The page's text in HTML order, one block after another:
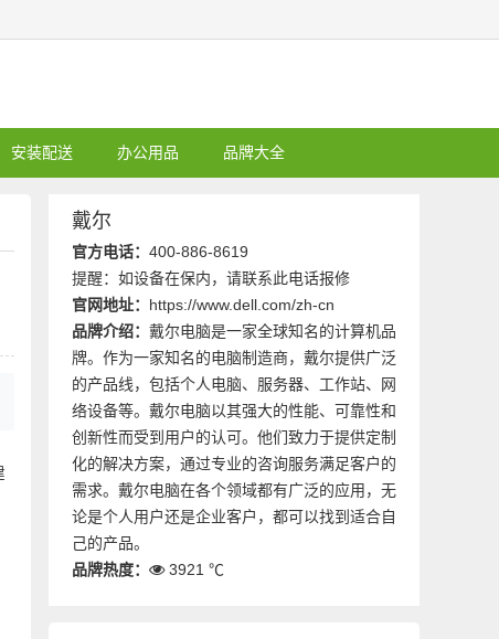
安装配送 办公用品 品牌大全
戴尔
官方电话： 400-886-8619
提醒：如设备在保内，请联系此电话报修
官网地址： https://www.dell.com/zh-cn
品牌介绍： 戴尔电脑是一家全球知名的计算机品
牌。作为一家知名的电脑制造商，戴尔提供广泛
的产品线，包括个人电脑、服务器、工作站、网
络设备等。戴尔电脑以其强大的性能、可靠性和
创新性而受到用户的认可。他们致力于提供定制
化的解决方案，通过专业的咨询服务满足客户的
需求。戴尔电脑在各个领域都有广泛的应用，无
论是个人用户还是企业客户，都可以找到适合自
己的产品。
品牌热度：
3921 ℃